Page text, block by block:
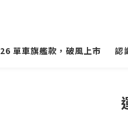
單車旗艦款，破風上市 認